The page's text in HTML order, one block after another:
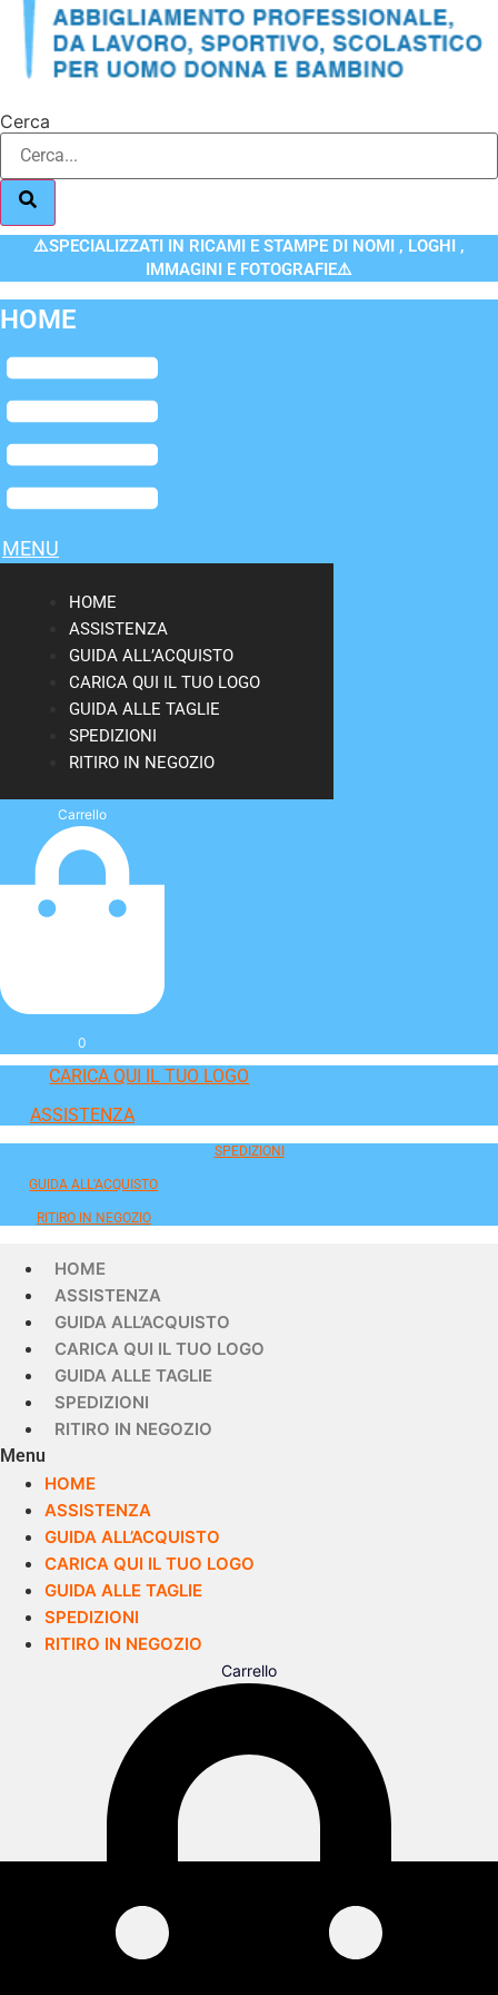
Cerca
⚠️SPECIALIZZATI IN RICAMI E STAMPE DI NOMI , LOGHI ,
IMMAGINI E FOTOGRAFIE⚠️
HOME
Flyout
Menu
MENU
HOME
ASSISTENZA
GUIDA ALL’ACQUISTO
CARICA QUI IL TUO LOGO
GUIDA ALLE TAGLIE
SPEDIZIONI
RITIRO IN NEGOZIO
Carrello
0
CARICA QUI IL TUO LOGO
ASSISTENZA
SPEDIZIONI
GUIDA ALL'ACQUISTO
RITIRO IN NEGOZIO
HOME
ASSISTENZA
GUIDA ALL’ACQUISTO
CARICA QUI IL TUO LOGO
GUIDA ALLE TAGLIE
SPEDIZIONI
RITIRO IN NEGOZIO
Menu
HOME
ASSISTENZA
GUIDA ALL’ACQUISTO
CARICA QUI IL TUO LOGO
GUIDA ALLE TAGLIE
SPEDIZIONI
RITIRO IN NEGOZIO
Carrello